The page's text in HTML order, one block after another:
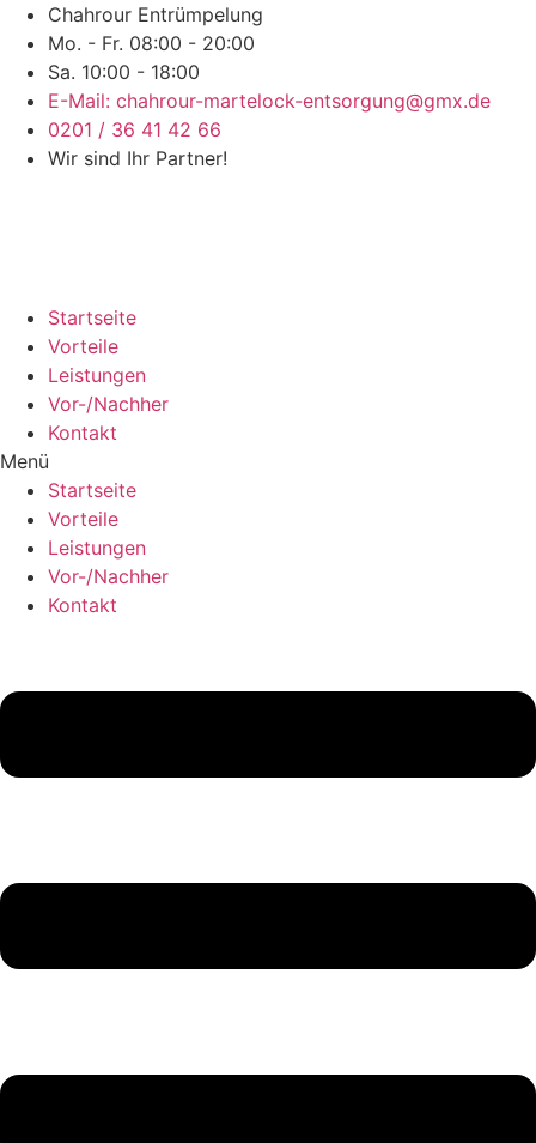
Chahrour Entrümpelung
Mo. - Fr. 08:00 - 20:00
Sa. 10:00 - 18:00
E-Mail: chahrour-martelock-entsorgung@gmx.de
0201 / 36 41 42 66
Wir sind Ihr Partner!
Startseite
Vorteile
Leistungen
Vor-/Nachher
Kontakt
Menü
Startseite
Vorteile
Leistungen
Vor-/Nachher
Kontakt